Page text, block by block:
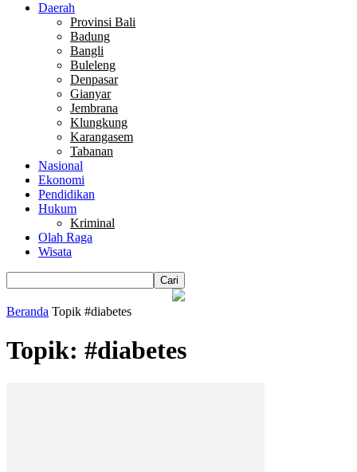
Daerah
Provinsi Bali
Badung
Bangli
Buleleng
Denpasar
Gianyar
Jembrana
Klungkung
Karangasem
Tabanan
Nasional
Ekonomi
Pendidikan
Hukum
Kriminal
Olah Raga
Wisata
Beranda Topik #diabetes
Topik: #diabetes